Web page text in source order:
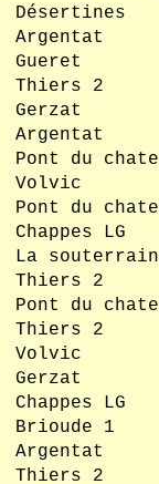
Désertines
Argentat
Gueret
Thiers 2
Gerzat
Argentat
Pont du
Volvic
Pont du
Chappes LG
La
Thiers 2
Pont du
Thiers 2
Volvic
Gerzat
Chappes LG
Brioude 1
Argentat
Thiers 2